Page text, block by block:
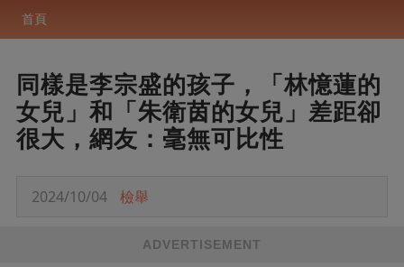
首頁
同樣是李宗盛的孩子，「林憶蓮的
女兒」和「朱衛茵的女兒」差距卻
很大，網友：毫無可比性
2024/10/04 檢舉
ADVERTISEMENT